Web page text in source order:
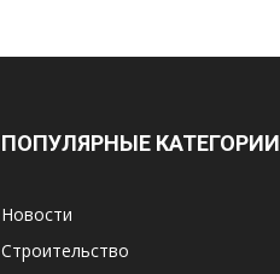
ПОПУЛЯРНЫЕ КАТЕГОРИИ
Новости
Строительство